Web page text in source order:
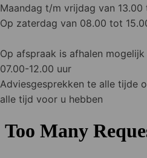
Maandag t/m vrijdag van 13.00
Op zaterdag van 08.00 tot
Op afspraak is afhalen
07.00-12.00 uur
Adviesgesprekken te alle tijde
alle tijd voor u hebben